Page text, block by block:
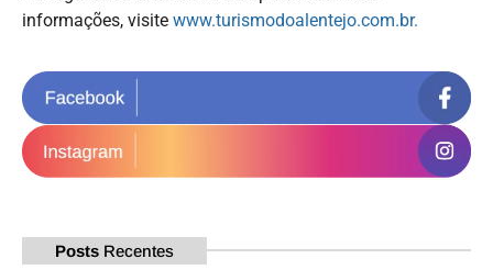
informações, visite www.turismodoalentejo.com.br.
Posts Recentes